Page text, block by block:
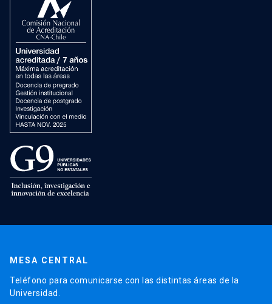
MESA CENTRAL
Teléfono para comunicarse con las distintas áreas de la
Universidad.